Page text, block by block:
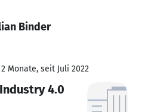
Binder
Monate, seit Juli 2022
4.0